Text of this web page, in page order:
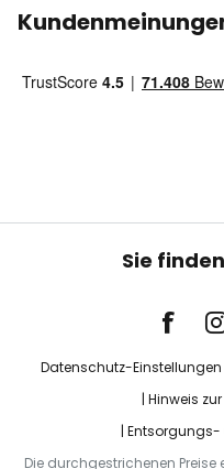
Sie
Datenschutz-Einstellungen
Hinweis
Entsorgungs-
Die durchgestrichenen Preise